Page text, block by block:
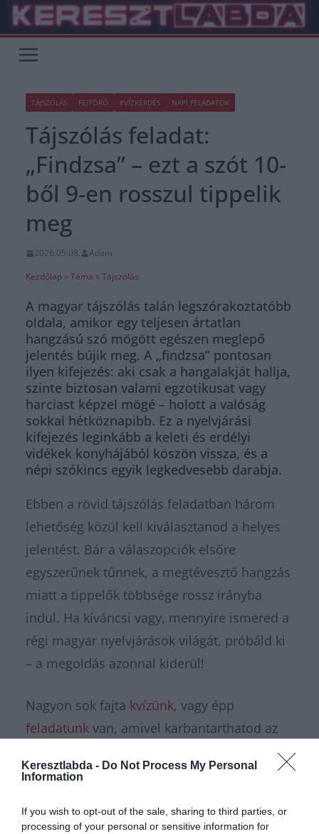
Keresztlabda - Do Not Process My Personal
Information
If you wish to opt-out of the sale, sharing to third parties, or
processing of your personal or sensitive information for
Skip
content
TÁJSZÓLÁS FEJTÖRŐ KVÍZKÉRDÉS NAPI FELADATOK
Tájszólás feladat:
„Findzsa” – ezt a szót 10-
ből 9-en rosszul tippelik
meg
2026.05.08.
Adam
Kezdőlap » Téma » Tájszólás
A magyar tájszólás talán legszórakoztatóbb
oldala, amikor egy teljesen ártatlan
hangzású szó mögött egészen meglepő
jelentés bújik meg. A „findzsa” pontosan
ilyen kifejezés: aki csak a hangalakját hallja,
szinte biztosan valami egzotikusat vagy
harciast képzel mögé – holott a valóság
sokkal hétköznapibb. Ez a nyelvjárási
kifejezés leginkább a keleti és erdélyi
vidékek konyhájából köszön vissza, és a
népi szókincs egyik legkedvesebb darabja.
Ebben a rövid tájszólás feladatban három
lehetőség közül kell kiválasztanod a helyes
jelentést. Bár a válaszopciók elsőre
egyszerűnek tűnnek, a megtévesztő hangzás
miatt a tippelők többsége rossz irányba
indul. Ha kíváncsi vagy, mennyire ismered a
régi magyar nyelvjárások világát, próbáld ki
– a megoldás azonnal kiderül!
Nagyon sok fajta kvízünk, vagy épp
feladatunk van, amivel karbantarthatod az
agytekervényeidet, csak nézz körül nálunk és
további érdekes napi feladatokattalálhatsz!